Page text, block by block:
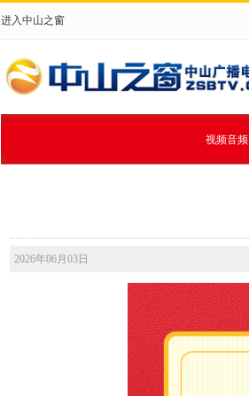
进入中山之窗
视频音频
2026年06月03日